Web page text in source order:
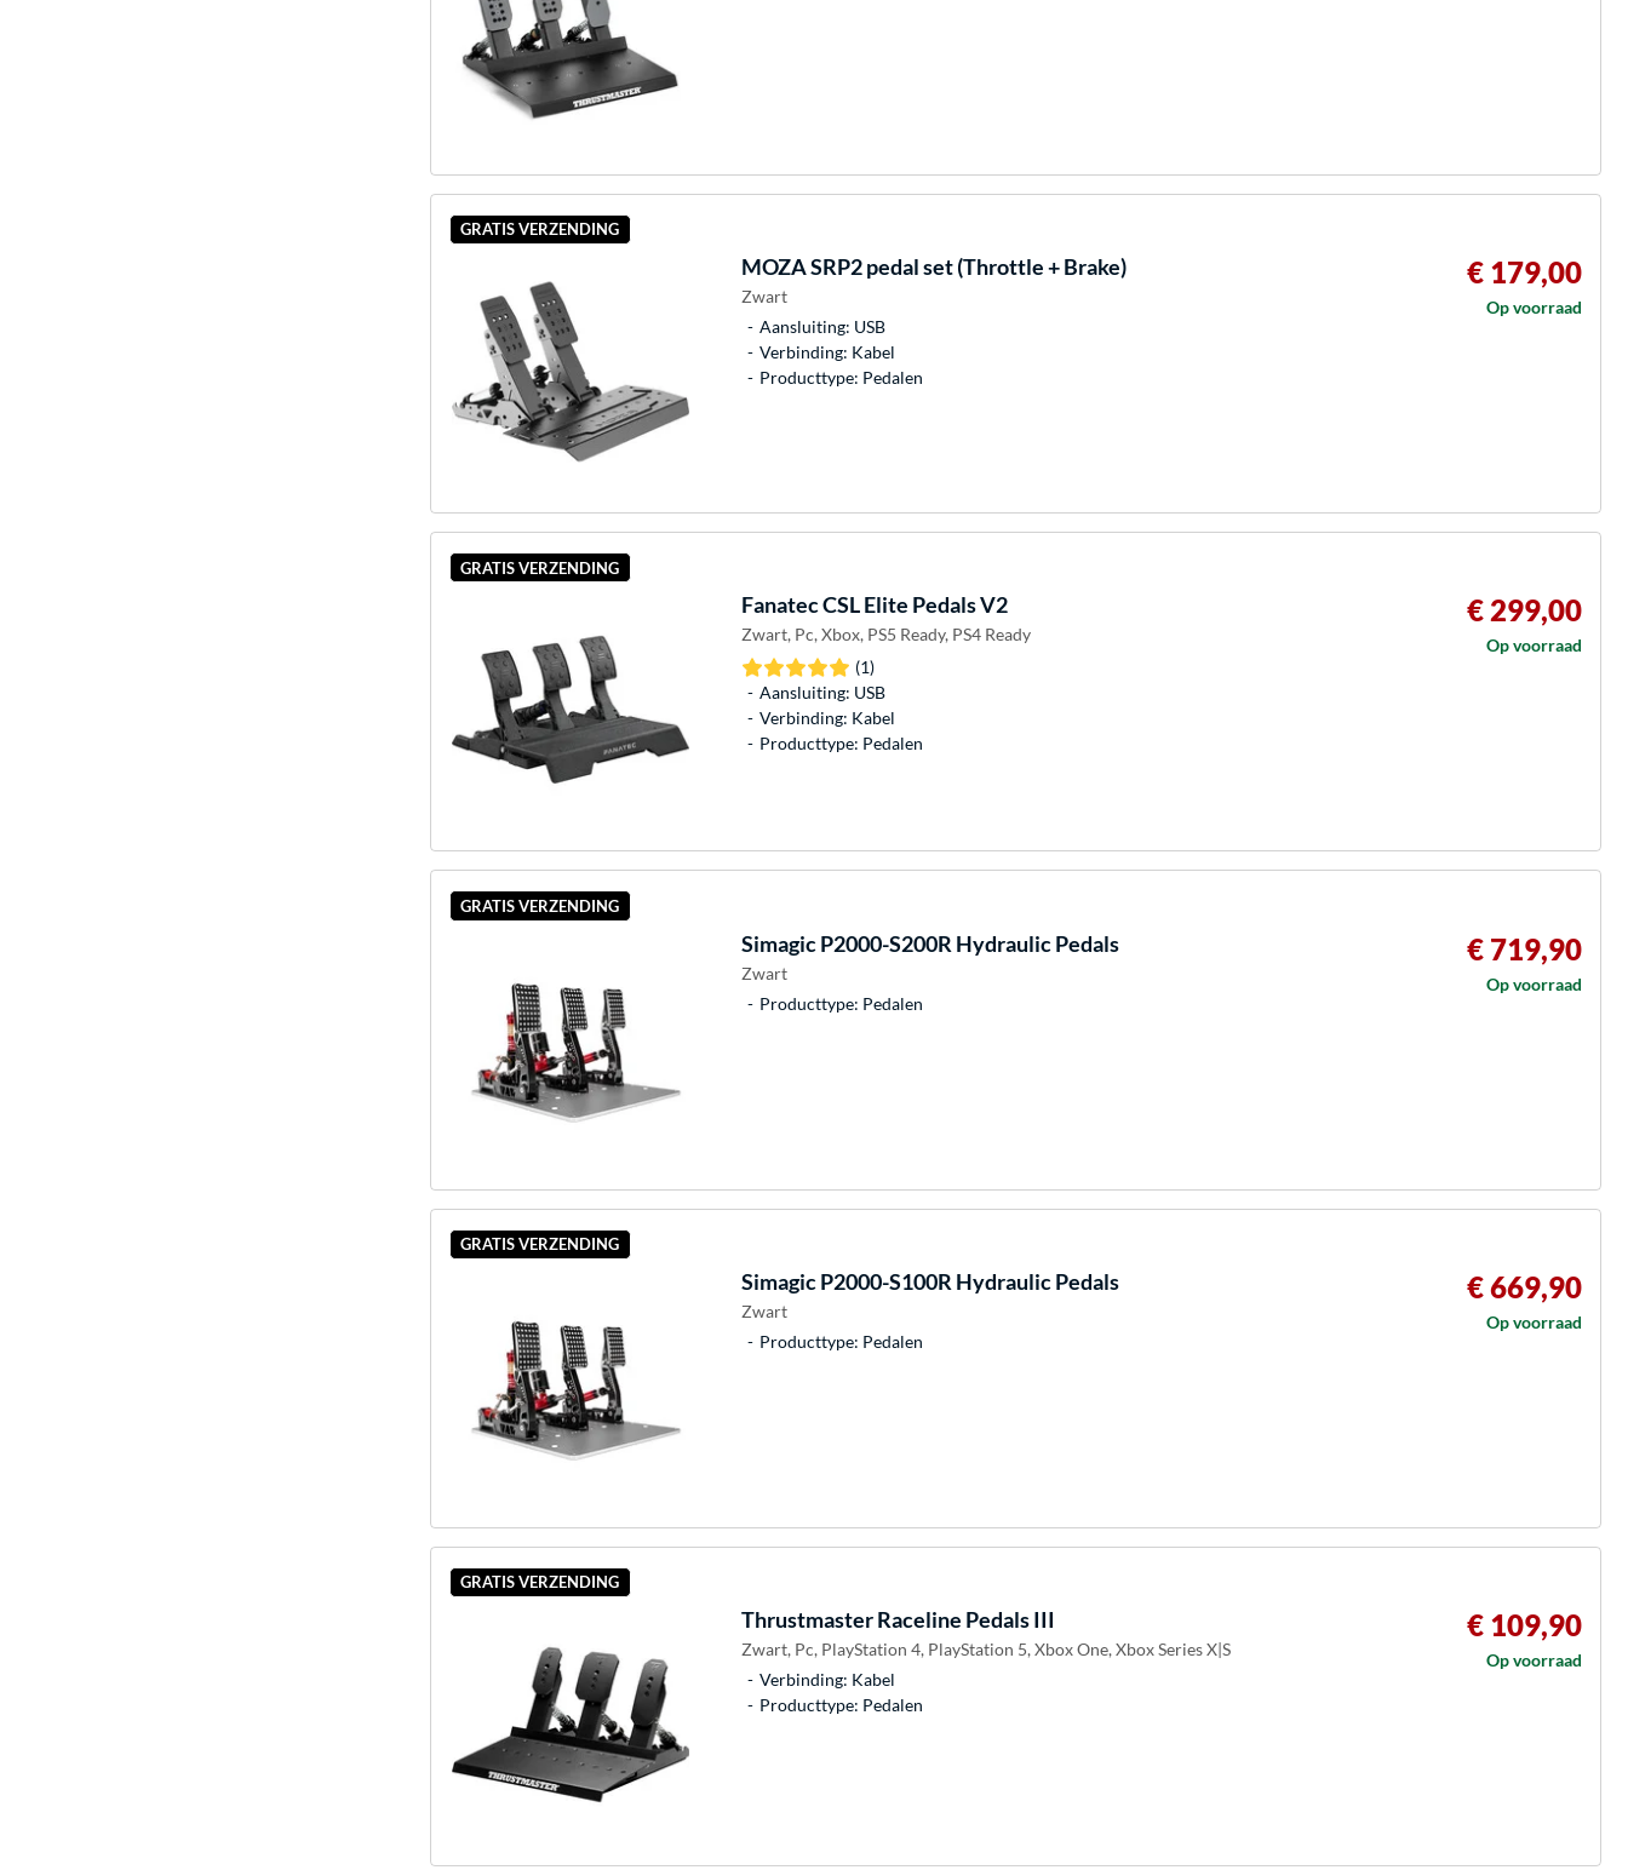
GRATIS VERZENDING
MOZASRP2 pedal set (Throttle + Brake)
Zwart
Aansluiting: USB
Verbinding: Kabel
Producttype: Pedalen
€ 179,00
Op voorraad
GRATIS VERZENDING
FanatecCSL Elite Pedals V2
Zwart, Pc, Xbox, PS5 Ready, PS4 Ready
(1)
Aansluiting: USB
Verbinding: Kabel
Producttype: Pedalen
€ 299,00
Op voorraad
GRATIS VERZENDING
SimagicP2000-S200R Hydraulic Pedals
Zwart
Producttype: Pedalen
€ 719,90
Op voorraad
GRATIS VERZENDING
SimagicP2000-S100R Hydraulic Pedals
Zwart
Producttype: Pedalen
€ 669,90
Op voorraad
GRATIS VERZENDING
ThrustmasterRaceline Pedals III
Zwart, Pc, PlayStation 4, PlayStation 5, Xbox One, Xbox Series X|S
Verbinding: Kabel
Producttype: Pedalen
€ 109,90
Op voorraad